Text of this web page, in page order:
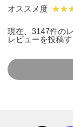
オススメ度
現在、3147件の
レビューを投稿